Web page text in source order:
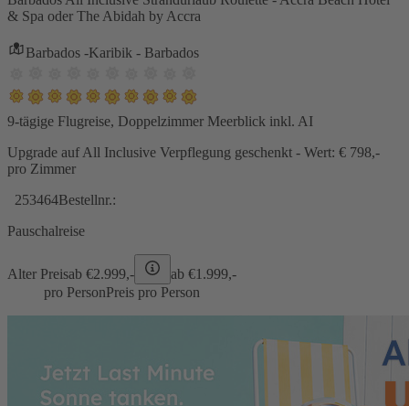
& Spa oder The Abidah by Accra
Barbados -Karibik - Barbados
9-tägige Flugreise, Doppelzimmer Meerblick inkl. AI
Upgrade auf All Inclusive Verpflegung geschenkt - Wert: € 798,-
pro Zimmer
253464Bestellnr.:
Pauschalreise
Alter Preisab €2.999,- ab €1.999,-
pro PersonPreis pro Person